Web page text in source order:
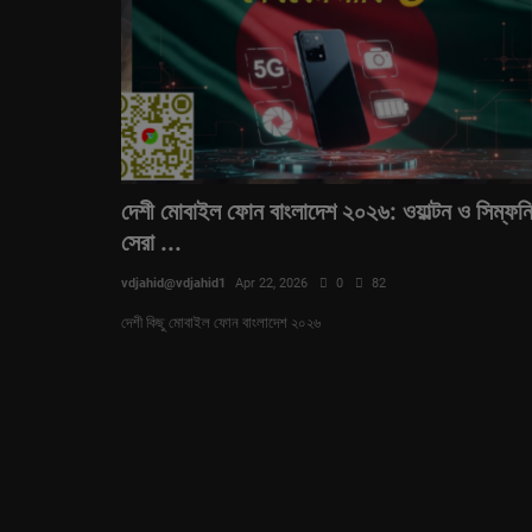
দেশী মোবাইল ফোন বাংলাদেশ ২০২৬: ওয়াল্টন ও
সেরা ...
vdjahid@vdjahid1 Apr 22, 2026 0 82
দেশী কিছু মোবাইল ফোন বাংলাদেশ ২০২৬